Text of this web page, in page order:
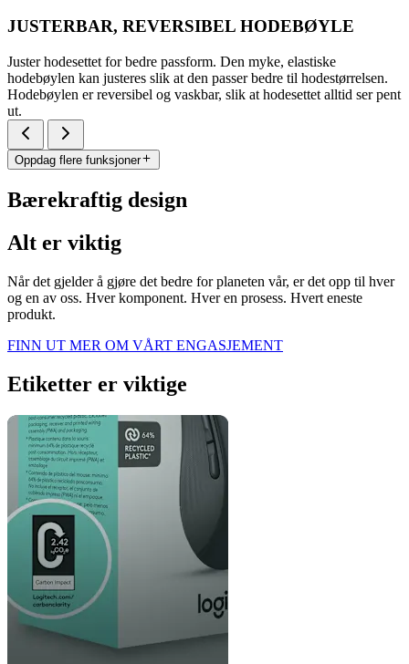
JUSTERBAR, REVERSIBEL HODEBØYLE
Juster hodesettet for bedre passform. Den myke, elastiske
hodebøylen kan justeres slik at den passer bedre til hodestørrelsen.
Hodebøylen er reversibel og vaskbar, slik at hodesettet alltid ser pent
ut.
Oppdag flere funksjoner
Bærekraftig design
Alt er viktig
Når det gjelder å gjøre det bedre for planeten vår, er det opp til hver
og en av oss. Hver komponent. Hver en prosess. Hvert eneste
produkt.
FINN UT MER OM VÅRT ENGASJEMENT
Etiketter er viktige